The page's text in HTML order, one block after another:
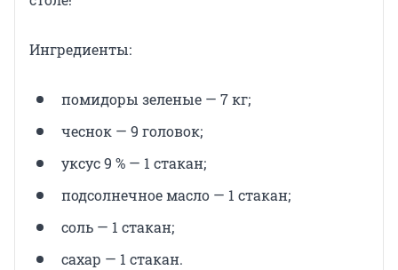
Ингредиенты:
помидоры зеленые — 7 кг;
чеснок — 9 головок;
уксус 9 % — 1 стакан;
подсолнечное масло — 1 стакан;
соль — 1 стакан;
сахар — 1 стакан.